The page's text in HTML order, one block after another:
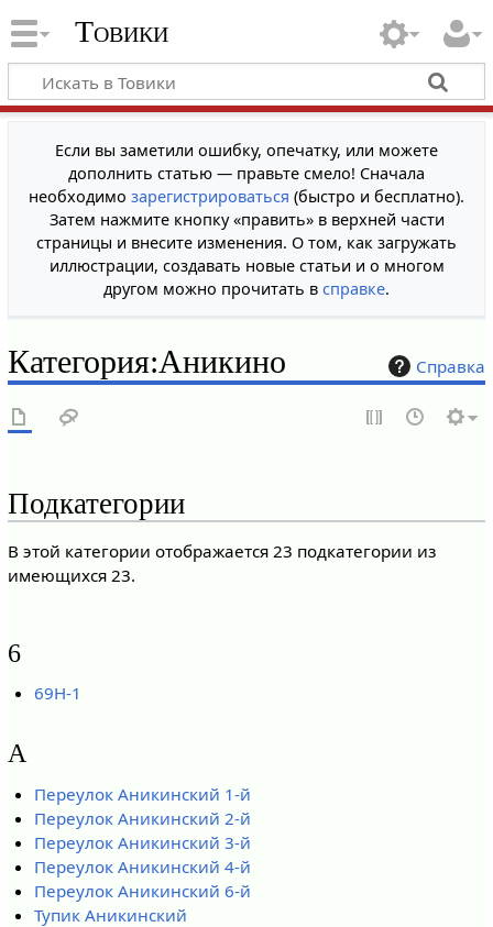
Товики
Если вы заметили ошибку, опечатку, или можете
дополнить статью — правьте смело! Сначала
необходимо зарегистрироваться (быстро и бесплатно).
Затем нажмите кнопку «править» в верхней части
страницы и внесите изменения. О том, как загружать
иллюстрации, создавать новые статьи и о многом
другом можно прочитать в справке.
Справка
Категория:Аникино
Подкатегории
В этой категории отображается 23 подкатегории из
имеющихся 23.
6
69Н-1
А
Переулок Аникинский 1-й
Переулок Аникинский 2-й
Переулок Аникинский 3-й
Переулок Аникинский 4-й
Переулок Аникинский 6-й
Тупик Аникинский